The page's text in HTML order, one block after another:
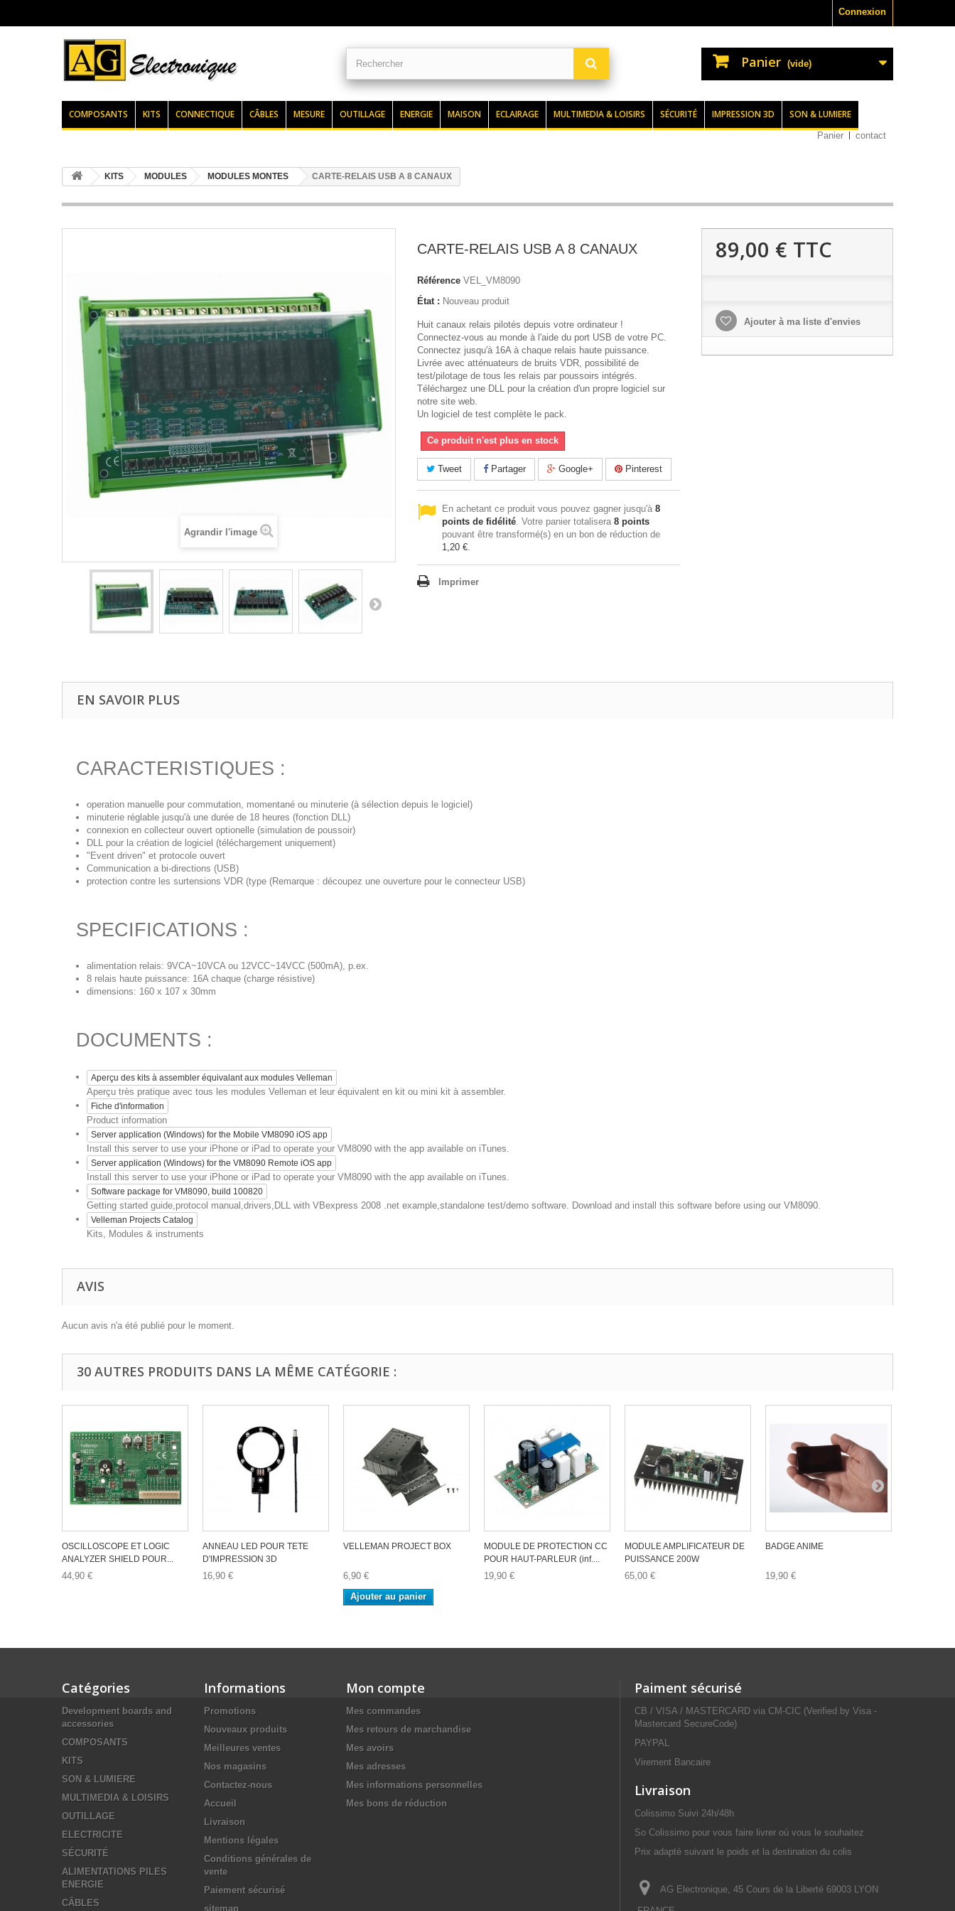
Connexion
Panier (vide)
COMPOSANTS KITS CONNECTIQUE CÂBLES MESURE OUTILLAGE ENERGIE MAISON ECLAIRAGE MULTIMEDIA & LOISIRS SÉCURITÉ IMPRESSION 3D SON & LUMIERE
Panier contact
KITS MODULES MODULES MONTES CARTE-RELAIS USB A 8 CANAUX
Agrandir l'image
CARTE-RELAIS USB A 8 CANAUX
Référence VEL_VM8090
État : Nouveau produit
Huit canaux relais pilotés depuis votre ordinateur !
Connectez-vous au monde à l'aide du port USB de votre PC.
Connectez jusqu'à 16A à chaque relais haute puissance.
Livrée avec atténuateurs de bruits VDR, possibilité de
test/pilotage de tous les relais par poussoirs intégrés.
Téléchargez une DLL pour la création d'un propre logiciel sur
notre site web.
Un logiciel de test complète le pack.
Ce produit n'est plus en stock
Tweet Partager Google+ Pinterest
En achetant ce produit vous pouvez gagner jusqu'à 8
points de fidélité. Votre panier totalisera 8 points
pouvant être transformé(s) en un bon de réduction de
1,20 €.
Imprimer
89,00 € TTC
Ajouter à ma liste d'envies
EN SAVOIR PLUS
CARACTERISTIQUES :
operation manuelle pour commutation, momentané ou minuterie (à sélection depuis le logiciel)
minuterie réglable jusqu'à une durée de 18 heures (fonction DLL)
connexion en collecteur ouvert optionelle (simulation de poussoir)
DLL pour la création de logiciel (téléchargement uniquement)
"Event driven" et protocole ouvert
Communication a bi-directions (USB)
protection contre les surtensions VDR (type (Remarque : découpez une ouverture pour le connecteur USB)
SPECIFICATIONS :
alimentation relais: 9VCA~10VCA ou 12VCC~14VCC (500mA), p.ex.
8 relais haute puissance: 16A chaque (charge résistive)
dimensions: 160 x 107 x 30mm
DOCUMENTS :
Aperçu des kits à assembler équivalant aux modules Velleman
Aperçu très pratique avec tous les modules Velleman et leur équivalent en kit ou mini kit à assembler.
Fiche d'information
Product information
Server application (Windows) for the Mobile VM8090 iOS app
Install this server to use your iPhone or iPad to operate your VM8090 with the app available on iTunes.
Server application (Windows) for the VM8090 Remote iOS app
Install this server to use your iPhone or iPad to operate your VM8090 with the app available on iTunes.
Software package for VM8090, build 100820
Getting started guide,protocol manual,drivers,DLL with VBexpress 2008 .net example,standalone test/demo software. Download and install this software before using our VM8090.
Velleman Projects Catalog
Kits, Modules & instruments
AVIS
Aucun avis n'a été publié pour le moment.
30 AUTRES PRODUITS DANS LA MÊME CATÉGORIE :
OSCILLOSCOPE ET LOGIC
ANALYZER SHIELD POUR...
44,90 €
ANNEAU LED POUR TETE
D'IMPRESSION 3D
16,90 €
VELLEMAN PROJECT BOX
6,90 €
Ajouter au panier
MODULE DE PROTECTION CC
POUR HAUT-PARLEUR (inf....
19,90 €
MODULE AMPLIFICATEUR DE
PUISSANCE 200W
65,00 €
BADGE ANIME
19,90 €
Catégories
Development boards and
accessories
COMPOSANTS
KITS
SON & LUMIERE
MULTIMEDIA & LOISIRS
OUTILLAGE
ELECTRICITE
SÉCURITÉ
ALIMENTATIONS PILES
ENERGIE
CÂBLES
Informations
Promotions
Nouveaux produits
Meilleures ventes
Nos magasins
Contactez-nous
Accueil
Livraison
Mentions légales
Conditions générales de
vente
Paiement sécurisé
sitemap
Mon compte
Mes commandes
Mes retours de marchandise
Mes avoirs
Mes adresses
Mes informations personnelles
Mes bons de réduction
Paiment sécurisé
CB / VISA / MASTERCARD via CM-CIC (Verified by Visa -
Mastercard SecureCode)
PAYPAL
Virement Bancaire
Livraison
Colissimo Suivi 24h/48h
So Colissimo pour vous faire livrer où vous le souhaitez
Prix adapté suivant le poids et la destination du colis
AG Electronique, 45 Cours de la Liberté 69003 LYON